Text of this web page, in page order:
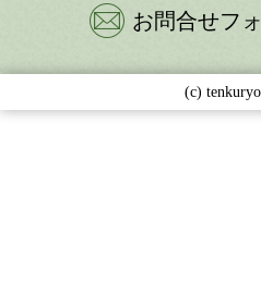
お問合せフ
(c)